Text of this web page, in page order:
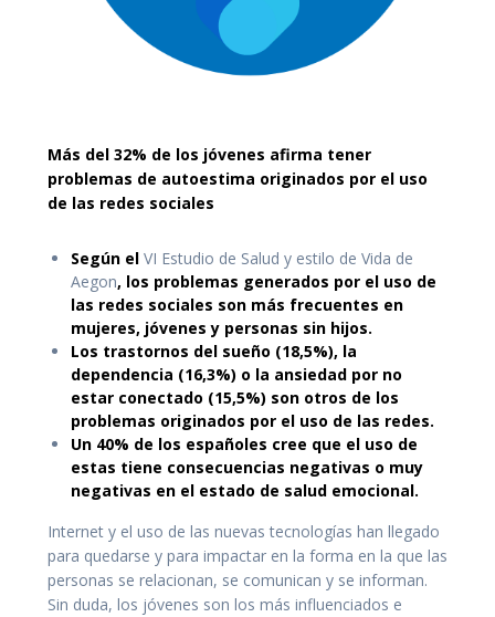
Más del 32% de los jóvenes afirma tener
problemas de autoestima originados por el uso
de las redes sociales
Según el VI Estudio de Salud y estilo de Vida de
Aegon, los problemas generados por el uso de
las redes sociales son más frecuentes en
mujeres, jóvenes y personas sin hijos.
Los trastornos del sueño (18,5%), la
dependencia (16,3%) o la ansiedad por no
estar conectado (15,5%) son otros de los
problemas originados por el uso de las redes.
Un 40% de los españoles cree que el uso de
estas tiene consecuencias negativas o muy
negativas en el estado de salud emocional.
Internet y el uso de las nuevas tecnologías han llegado
para quedarse y para impactar en la forma en la que las
personas se relacionan, se comunican y se informan.
Sin duda, los jóvenes son los más influenciados e